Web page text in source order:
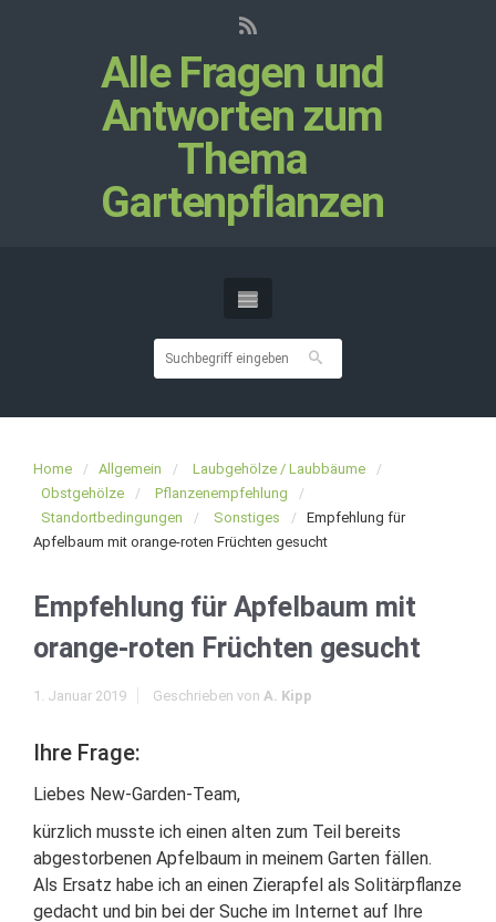
Alle Fragen und
Antworten zum
Thema
Gartenpflanzen
Home Allgemein
Laubgehölze / Laubbäume
Obstgehölze
Pflanzenempfehlung
Standortbedingungen
Sonstiges
Empfehlung für
Apfelbaum mit orange-roten Früchten gesucht
Empfehlung für Apfelbaum mit
orange-roten Früchten gesucht
1. Januar 2019 Geschrieben von A. Kipp
Ihre Frage:
Liebes New-Garden-Team,
kürzlich musste ich einen alten zum Teil bereits
abgestorbenen Apfelbaum in meinem Garten fällen.
Als Ersatz habe ich an einen Zierapfel als Solitärpflanze
gedacht und bin bei der Suche im Internet auf Ihre